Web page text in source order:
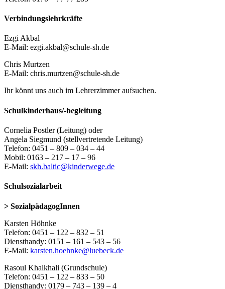
Verbindungslehrkräfte
Ezgi Akbal
E-Mail: ezgi.akbal@schule-sh.de
Chris Murtzen
E-Mail: chris.murtzen@schule-sh.de
Ihr könnt uns auch im Lehrerzimmer aufsuchen.
Schulkinderhaus/-begleitung
Cornelia Postler (Leitung) oder
Angela Siegmund (stellvertretende Leitung)
Telefon: 0451 – 809 – 034 – 44
Mobil: 0163 – 217 – 17 – 96
E-Mail: skh.baltic@kinderwege.de
Schulsozialarbeit
> SozialpädagogInnen
Karsten Höhnke
Telefon: 0451 – 122 – 832 – 51
Diensthandy: 0151 – 161 – 543 – 56
E-Mail: karsten.hoehnke@luebeck.de
Rasoul Khalkhali (Grundschule)
Telefon: 0451 – 122 – 833 – 50
Diensthandy: 0179 – 743 – 139 – 4